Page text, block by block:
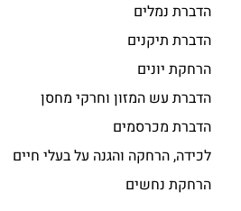
הדברת נמלים
הדברת תיקנים
הרחקת יונים
הדברת עש המזון וחרקי מחסן
הדברת מכרסמים
לכידה, הרחקה והגנה על בעלי חיים
הרחקת נחשים